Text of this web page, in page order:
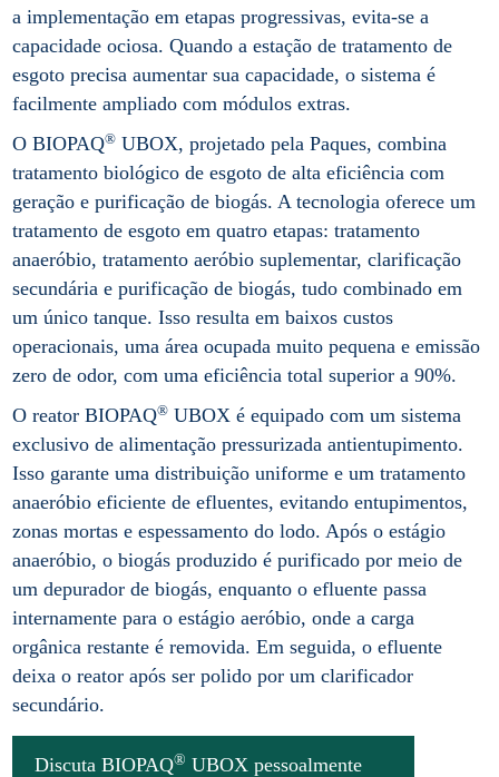
a implementação em etapas progressivas, evita-se a
capacidade ociosa. Quando a estação de tratamento de
esgoto precisa aumentar sua capacidade, o sistema é
facilmente ampliado com módulos extras.
O BIOPAQ® UBOX, projetado pela Paques, combina
tratamento biológico de esgoto de alta eficiência com
geração e purificação de biogás. A tecnologia oferece um
tratamento de esgoto em quatro etapas: tratamento
anaeróbio, tratamento aeróbio suplementar, clarificação
secundária e purificação de biogás, tudo combinado em
um único tanque. Isso resulta em baixos custos
operacionais, uma área ocupada muito pequena e emissão
zero de odor, com uma eficiência total superior a 90%.
O reator BIOPAQ® UBOX é equipado com um sistema
exclusivo de alimentação pressurizada antientupimento.
Isso garante uma distribuição uniforme e um tratamento
anaeróbio eficiente de efluentes, evitando entupimentos,
zonas mortas e espessamento do lodo. Após o estágio
anaeróbio, o biogás produzido é purificado por meio de
um depurador de biogás, enquanto o efluente passa
internamente para o estágio aeróbio, onde a carga
orgânica restante é removida. Em seguida, o efluente
deixa o reator após ser polido por um clarificador
secundário.
Discuta BIOPAQ® UBOX pessoalmente